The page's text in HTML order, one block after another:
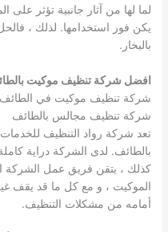
لما لها من آثار جانبية تؤثر
يكن فور استخدامها. لذلك ،
بالبخار.
افضل شركة تنظيف موكيت
شركة تنظيف موكيت في
شركة تنظيف مجالس بالطائف
تعد شركة رواد التنظيف
بالطائف. لدى الشركة دراية
كذلك ، يتقن فريق عمل الشركة
الموكيت ، و مع كل ما قد يقف
أمامه من مشكلات التنظيف.